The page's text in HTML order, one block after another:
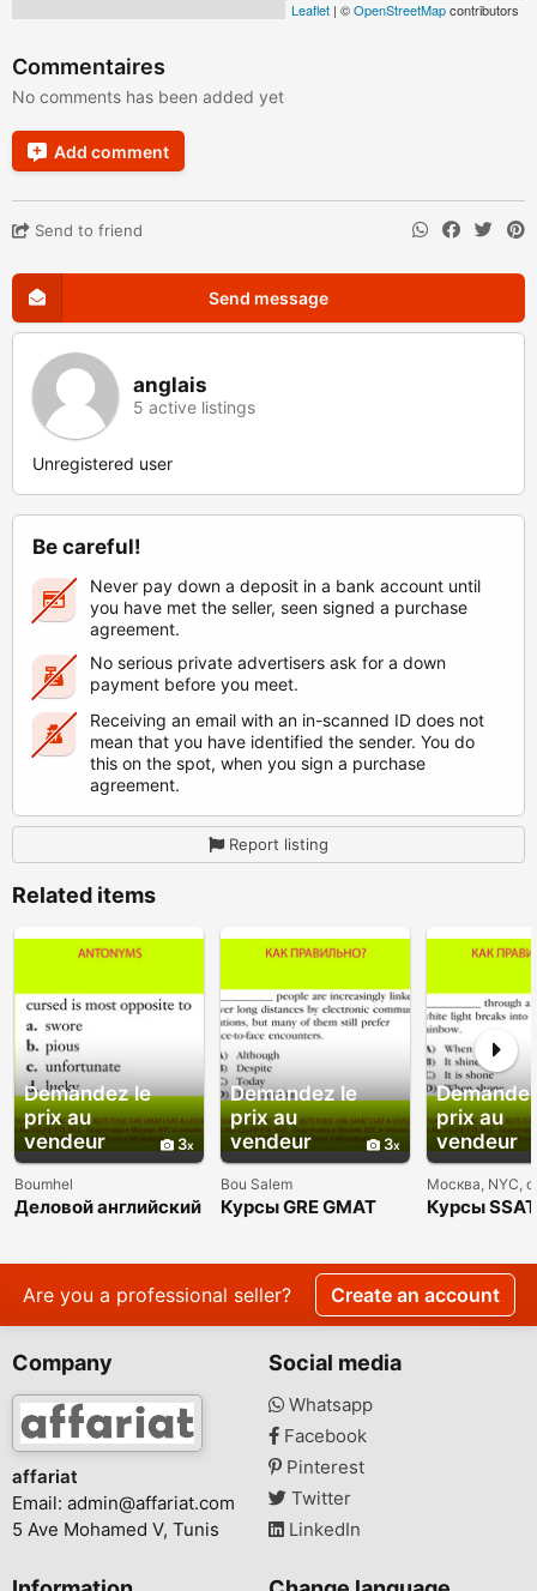
Leaflet | ©OpenStreetMapcontributors
Commentaires
No comments has been added yet
Add comment
Send to friend
Send message
anglais
5 active listings
Unregistered user
Be careful!
Never pay down a deposit in a bank account until
you have met the seller, seen signed a purchase
agreement.
No serious private advertisers ask for a down
payment before you meet.
Receiving an email with an in-scanned ID does not
mean that you have identified the sender. You do
this on the spot, when you sign a purchase
agreement.
Report listing
Related items
Demandez le
prix au
vendeur
3
Boumhel
Деловой английский
репетитор из США
Demandez le
prix au
vendeur
3
Bou Salem
Курсы GRE GMAT
репетитор из США
prix au
vendeur
Москва, NYC,
Курсы SSAT
репетитор
Are you a professional seller? Create an account
Company
affariat
Email: admin@affariat.com
5 Ave Mohamed V, Tunis
Social media
Whatsapp
Facebook
Pinterest
Twitter
LinkedIn